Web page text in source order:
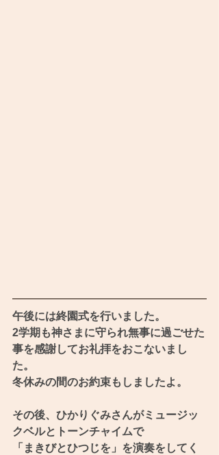
午後には終園式を行いました。
2学期も神さまに守られ無事に過ごせた
事を感謝してお礼拝をおこないまし
た。
冬休みの間のお約束もしましたよ。
その後、ひかりぐみさんがミュージッ
クベルとトーンチャイムで
「まきびとひつじを」を演奏をしてく